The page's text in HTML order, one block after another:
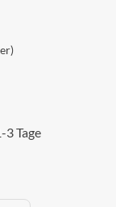
3 Tage